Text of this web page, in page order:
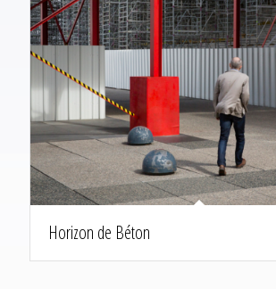
Horizon de Béton